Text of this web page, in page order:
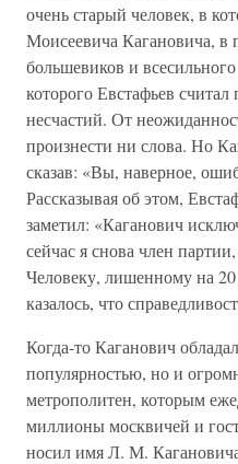
очень старый человек, в
Моисеевича Кагановича,
большевиков и
которого Евстафьев
несчастий. От
произнести ни слова. Но
сказав: «Вы, наверное,
Рассказывая об этом,
заметил: «Каганович
сейчас я снова член
Человеку, лишенному на
казалось, что
Когда-то Каганович
популярностью, но и
метрополитен, которым
миллионы москвичей и
носил имя Л. М.